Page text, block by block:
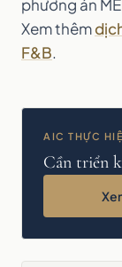
phương án
Xem thêm
F&B.
AIC THỰC
Cần triển